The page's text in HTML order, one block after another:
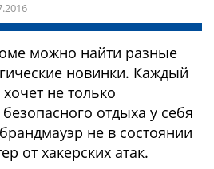
можно найти разные
новинки. Каждый
не только
отдыха у себя
не в состоянии
от хакерских атак.